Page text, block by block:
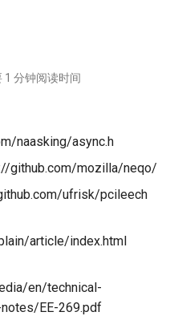
1 分钟阅读时间
naasking/async.h
github.com/mozilla/neqo/
ufrisk/pcileech
article/index.html
en/technical-
EE-269.pdf